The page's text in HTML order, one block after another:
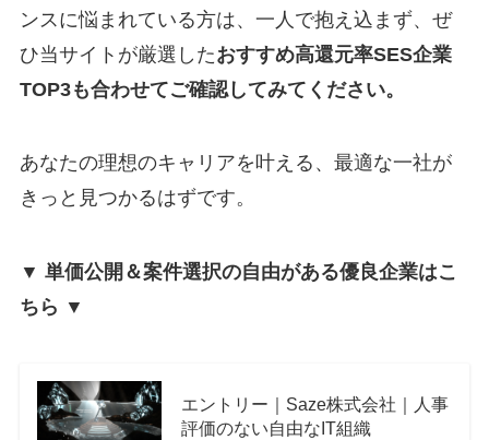
ンスに悩まれている方は、一人で抱え込まず、ぜ
ひ当サイトが厳選したおすすめ高還元率SES企業
TOP3も合わせてご確認してみてください。
あなたの理想のキャリアを叶える、最適な一社が
きっと見つかるはずです。
▼ 単価公開＆案件選択の自由がある優良企業はこ
ちら ▼
エントリー｜Saze株式会社｜人事
評価のない自由なIT組織